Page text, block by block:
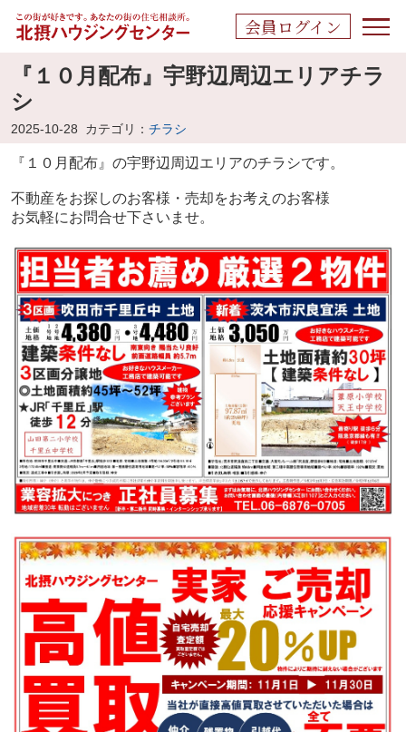
会員ログイン
『１０月配布』宇野辺周辺エリアチラ
シ
2025-10-28 カテゴリ： チラシ
『１０月配布』の宇野辺周辺エリアのチラシです。
不動産をお探しのお客様・売却をお考えのお客様
お気軽にお問合せ下さいませ。